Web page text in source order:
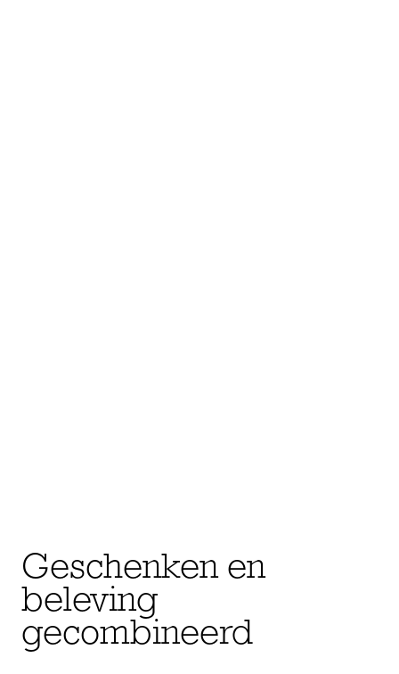
Geschenken en
beleving
gecombineerd